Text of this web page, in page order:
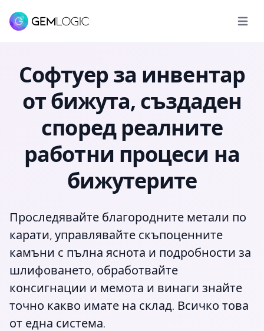
Софтуер за инвентар
от бижута, създаден
според реалните
работни процеси на
бижутерите
Проследявайте благородните метали по
карати, управлявайте скъпоценните
камъни с пълна яснота и подробности за
шлифоването, обработвайте
консигнации и мемота и винаги знайте
точно какво имате на склад. Всичко това
от една система.